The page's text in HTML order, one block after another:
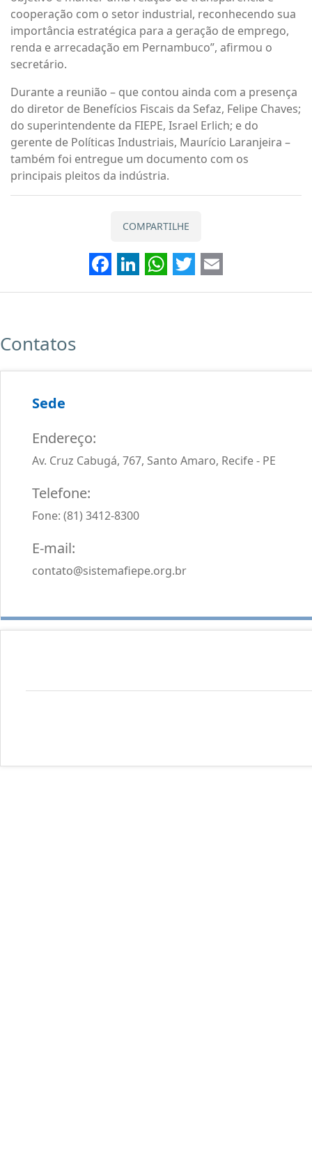
cooperação com o setor industrial, reconhecendo sua
importância estratégica para a geração de emprego,
renda e arrecadação em Pernambuco”, afirmou o
secretário.
Durante a reunião – que contou ainda com a presença
do diretor de Benefícios Fiscais da Sefaz, Felipe Chaves;
do superintendente da FIEPE, Israel Erlich; e do
gerente de Políticas Industriais, Maurício Laranjeira –
também foi entregue um documento com os
principais pleitos da indústria.
COMPARTILHE
Facebook
LinkedIn
WhatsApp
Twitter
Contatos
Sede
Endereço:
Av. Cruz Cabugá, 767, Santo Amaro, Recife - PE
Telefone:
Fone: (81) 3412-8300
E-mail:
contato@sistemafiepe.org.br